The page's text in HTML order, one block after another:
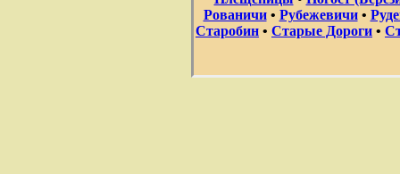
Рованичи• Рубежевичи•
Старобин • Старые Дороги •